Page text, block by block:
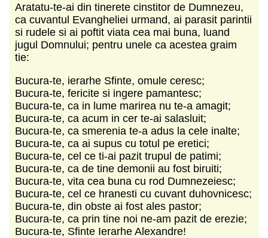
Aratatu-te-ai din tinerete cinstitor de Dumnezeu,
ca cuvantul Evangheliei urmand, ai parasit parintii
si rudele si ai poftit viata cea mai buna, luand
jugul Domnului; pentru unele ca acestea graim
tie:
Bucura-te, ierarhe Sfinte, omule ceresc;
Bucura-te, fericite si ingere pamantesc;
Bucura-te, ca in lume marirea nu te-a amagit;
Bucura-te, ca acum in cer te-ai salasluit;
Bucura-te, ca smerenia te-a adus la cele inalte;
Bucura-te, ca ai supus cu totul pe eretici;
Bucura-te, cel ce ti-ai pazit trupul de patimi;
Bucura-te, ca de tine demonii au fost biruiti;
Bucura-te, vita cea buna cu rod Dumnezeiesc;
Bucura-te, cel ce hranesti cu cuvant duhovnicesc;
Bucura-te, din obste ai fost ales pastor;
Bucura-te, ca prin tine noi ne-am pazit de erezie;
Bucura-te, Sfinte Ierarhe Alexandre!